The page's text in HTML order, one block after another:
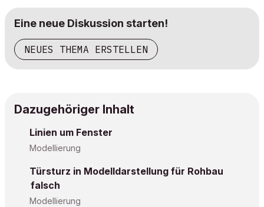
Eine neue Diskussion starten!
NEUES THEMA ERSTELLEN
Dazugehöriger Inhalt
Linien um Fenster
Modellierung
Türsturz in Modelldarstellung für Rohbau
falsch
Modellierung